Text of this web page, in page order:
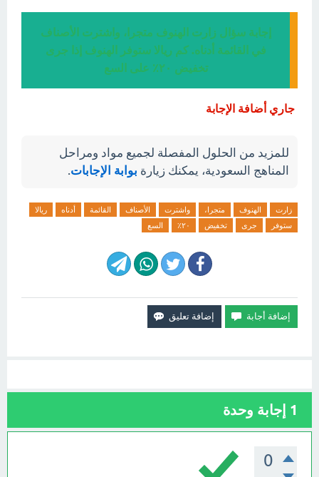
إجابة سؤال زارت الهنوف متجرا، واشترت الأصناف
في القائمة أدناه. كم ريالا ستوفر الهنوف إذا جرى
تخفيض ٢٠٪ على السع
جاري أضافة الإجابة
للمزيد من الحلول المفصلة لجميع مواد ومراحل
المناهج السعودية، يمكنك زيارة بوابة الإجابات.
زارت الهنوف متجرا، واشترت الأصناف القائمة أدناه
ريالا
ستوفر
جرى تخفيض ٢٠٪ السع
1 إجابة وحدة
0